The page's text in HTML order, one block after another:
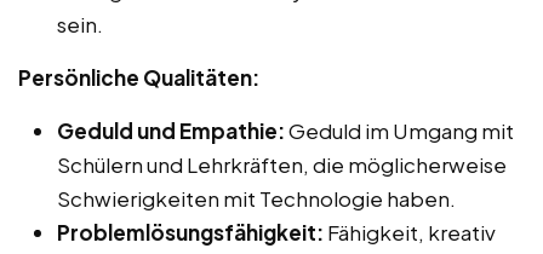
sein.
Persönliche Qualitäten:
Geduld und Empathie:Geduld im Umgang mit
Schülern und Lehrkräften, die möglicherweise
Schwierigkeiten mit Technologie haben.
Problemlösungsfähigkeit: Fähigkeit, kreativ